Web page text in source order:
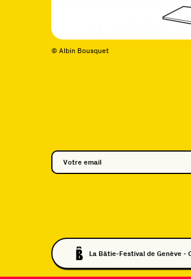
© Albin Bousquet
La Bâtie-Festival de Genève -